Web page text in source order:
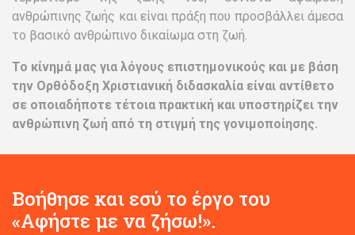
ανθρώπινης ζωής και είναι πράξη που προσβάλλει άμεσα
το βασικό ανθρώπινο δικαίωμα στη ζωή.
Το κίνημά μας για λόγους επιστημονικούς και με βάση
την Ορθόδοξη Χριστιανική διδασκαλία είναι αντίθετο
σε οποιαδήποτε τέτοια πρακτική και υποστηρίζει την
ανθρώπινη ζωή από τη στιγμή της γονιμοποίησης.
Βοήθησε και εσύ το έργο του
«Αφήστε με να ζήσω!».